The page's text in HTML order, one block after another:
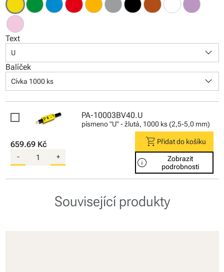
Text
U keyboard_arrow_down
Balíček
Cívka 1000 ks keyboard_arrow_down
PA-10003BV40.U
písmeno "U" - žlutá, 1000 ks (2,5-5,0 mm)
659.69 Kč
- +
shopping_cart Přidat do košíku
info
Zobrazit
podrobnosti
Související produkty